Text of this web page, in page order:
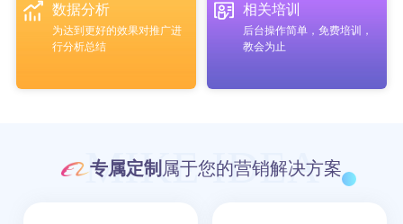
数据分析
为达到更好的效果对推广进
行分析总结
相关培训
后台操作简单，免费培训，
教会为止
MIKE IDEA
专属定制 属于您的营销解决方案